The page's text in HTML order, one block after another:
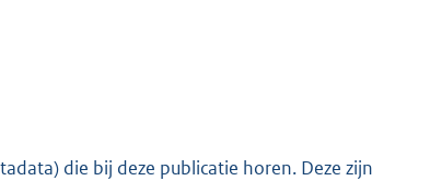
die bij deze publicatie horen. Deze zijn